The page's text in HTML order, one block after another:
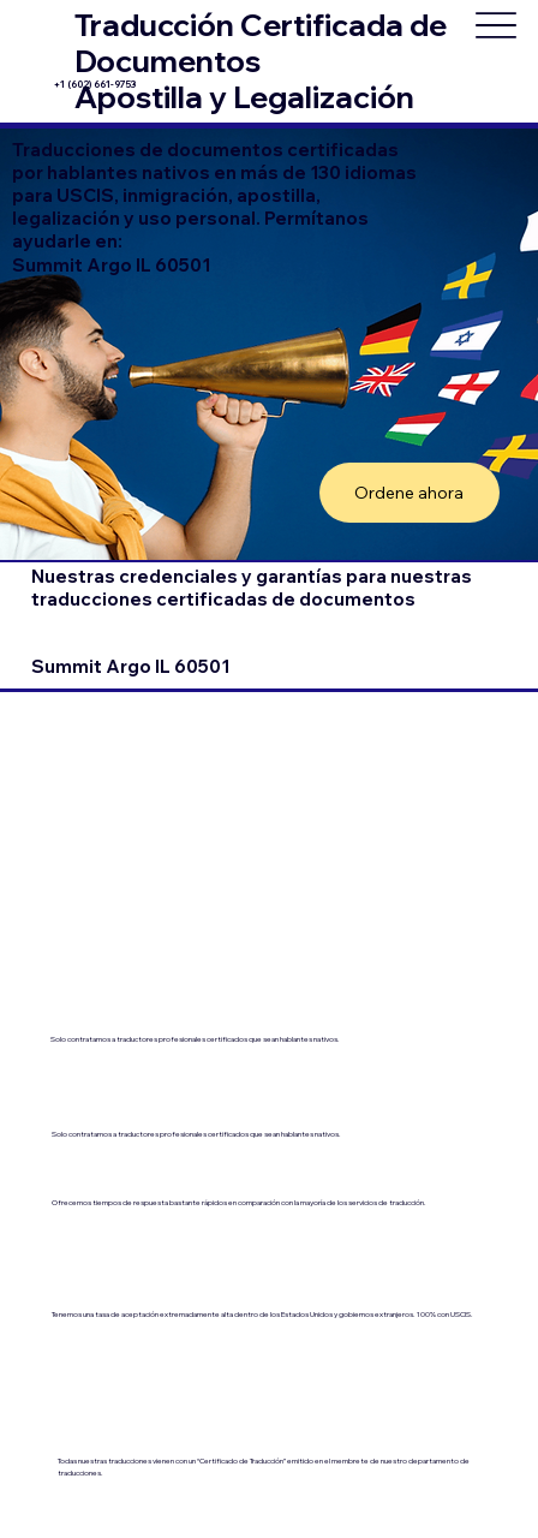
Traducción Certificada de
Documentos
Apostilla y Legalización
+1 (602) 661-9753
Traducciones de documentos certificadas
por hablantes nativos en más de 130 idiomas
para USCIS, inmigración, apostilla,
legalización y uso personal. Permítanos
ayudarle en:
Summit Argo IL 60501
Ordene ahora
Nuestras credenciales y garantías para nuestras
traducciones certificadas de documentos
Summit Argo IL 60501
Solo contratamos a traductores profesionales certificados que sean hablantes nativos.
Solo contratamos a traductores profesionales certificados que sean hablantes nativos.
Ofrecemos tiempos de respuesta bastante rápidos en comparación con la mayoría de los servicios de traducción.
Tenemos una tasa de aceptación extremadamente alta dentro de los Estados Unidos y gobiernos extranjeros. 100% con USCIS.
Todas nuestras traducciones vienen con un “Certificado de Traducción” emitido en el membrete de nuestro departamento de
traducciones.